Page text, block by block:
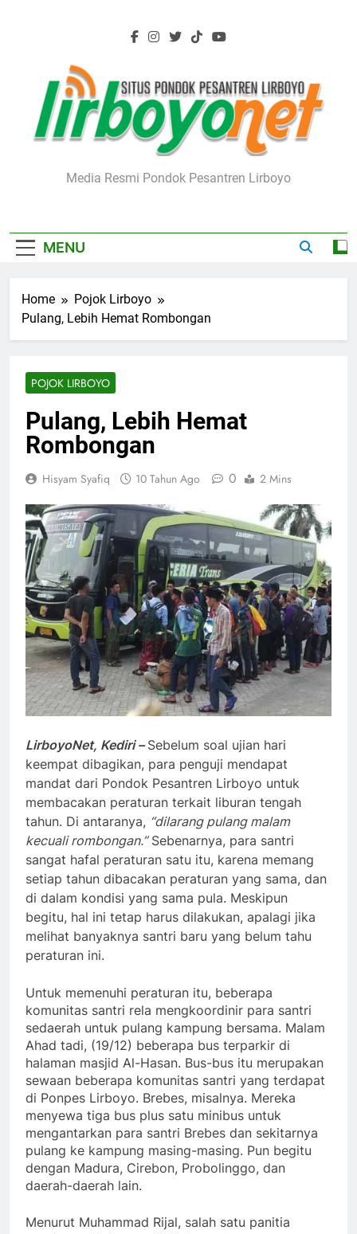
Lirboyo.net
Media Resmi Pondok Pesantren Lirboyo
MENU
Home
Pojok Lirboyo
Pulang, Lebih Hemat Rombongan
POJOK LIRBOYO
Pulang, Lebih Hemat
Rombongan
Hisyam Syafiq 10 Tahun Ago 0 2 Mins
LirboyoNet, Kediri – Sebelum soal ujian hari
keempat dibagikan, para penguji mendapat
mandat dari Pondok Pesantren Lirboyo untuk
membacakan peraturan terkait liburan tengah
tahun. Di antaranya, “dilarang pulang malam
kecuali rombongan.”Sebenarnya, para santri
sangat hafal peraturan satu itu, karena memang
setiap tahun dibacakan peraturan yang sama, dan
di dalam kondisi yang sama pula. Meskipun
begitu, hal ini tetap harus dilakukan, apalagi jika
melihat banyaknya santri baru yang belum tahu
peraturan ini.
Untuk memenuhi peraturan itu, beberapa
komunitas santri rela mengkoordinir para santri
sedaerah untuk pulang kampung bersama. Malam
Ahad tadi, (19/12) beberapa bus terparkir di
halaman masjid Al-Hasan. Bus-bus itu merupakan
sewaan beberapa komunitas santri yang terdapat
di Ponpes Lirboyo. Brebes, misalnya. Mereka
menyewa tiga bus plus satu minibus untuk
mengantarkan para santri Brebes dan sekitarnya
pulang ke kampung masing-masing. Pun begitu
dengan Madura, Cirebon, Probolinggo, dan
daerah-daerah lain.
Menurut Muhammad Rijal, salah satu panitia